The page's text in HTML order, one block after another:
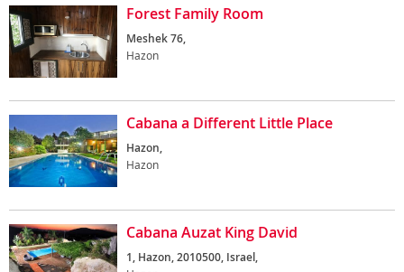
Forest Family Room
Meshek 76,
Hazon
Cabana a Different Little Place
Hazon,
Hazon
Cabana Auzat King David
1, Hazon, 2010500, Israel,